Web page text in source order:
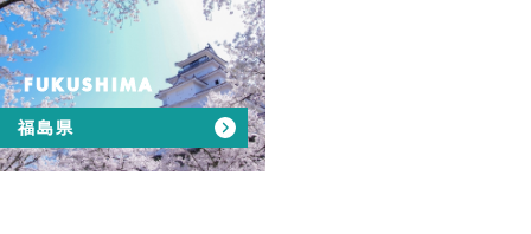
FUKUSHIMA
福島県